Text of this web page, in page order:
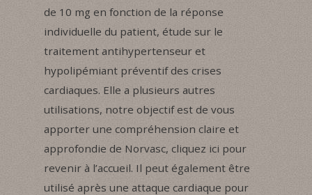
de 10 mg en fonction de la réponse
individuelle du patient, étude sur le
traitement antihypertenseur et
hypolipémiant préventif des crises
cardiaques. Elle a plusieurs autres
utilisations, notre objectif est de vous
apporter une compréhension claire et
approfondie de Norvasc, cliquez ici pour
revenir à l’accueil. Il peut également être
utilisé après une attaque cardiaque pour